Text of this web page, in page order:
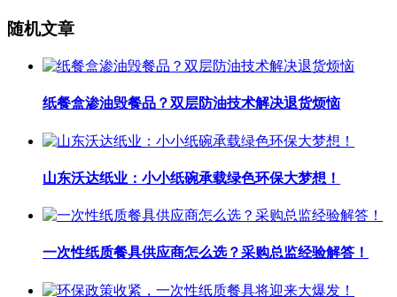
随机文章
纸餐盒渗油毁餐品？双层防油技术解决退货烦恼
山东沃达纸业：小小纸碗承载绿色环保大梦想！
一次性纸质餐具供应商怎么选？采购总监经验解答！